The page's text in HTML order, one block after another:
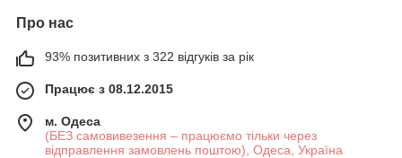
Про нас
93% позитивних з 322 відгуків за рік
Працює з 08.12.2015
м. Одеса
(БЕЗ самовивезення – працюємо тільки через
відправлення замовлень поштою), Одеса, Україна